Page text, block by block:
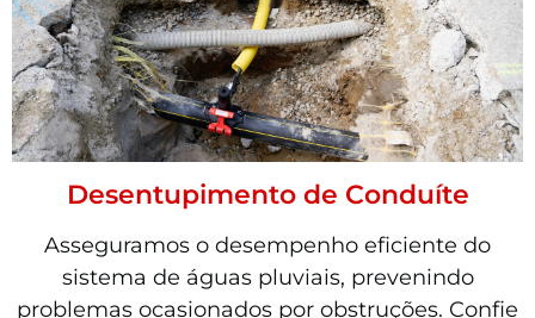
Desentupimento de Conduíte
Asseguramos o desempenho eficiente do
sistema de águas pluviais, prevenindo
problemas ocasionados por obstruções. Confie